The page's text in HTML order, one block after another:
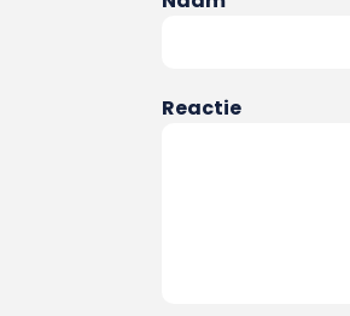
Reactie